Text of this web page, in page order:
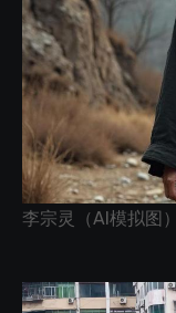
李宗灵（AI模拟图）